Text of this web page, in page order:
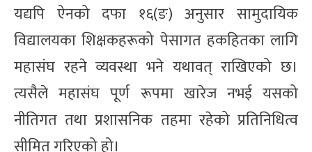
यद्यपि ऐनको दफा १६(ङ) अनुसार सामुदायिक
विद्यालयका शिक्षकहरूको पेसागत हकहितका लागि
महासंघ रहने व्यवस्था भने यथावत् राखिएको छ।
त्यसैले महासंघ पूर्ण रूपमा खारेज नभई यसको
नीतिगत तथा प्रशासनिक तहमा रहेको प्रतिनिधित्व
सीमित गरिएको हो।